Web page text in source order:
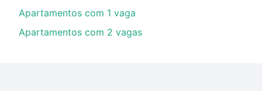
Apartamentos com 1 vaga
Apartamentos com 2 vagas